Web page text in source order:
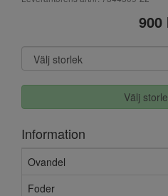
900
Välj
Information
Ovandel
Foder